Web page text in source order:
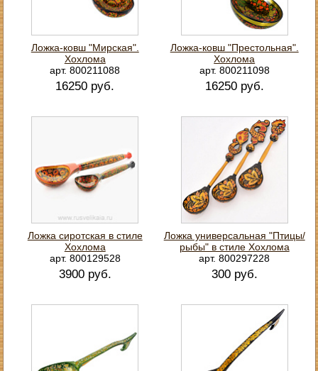
Ложка-ковш "Мирская".
Хохлома
арт. 800211088
16250 руб.
Ложка-ковш "Престольная".
Хохлома
арт. 800211098
16250 руб.
Ложка сиротская в стиле
Хохлома
арт. 800129528
3900 руб.
Ложка универсальная "Птицы/
рыбы" в стиле Хохлома
арт. 800297228
300 руб.